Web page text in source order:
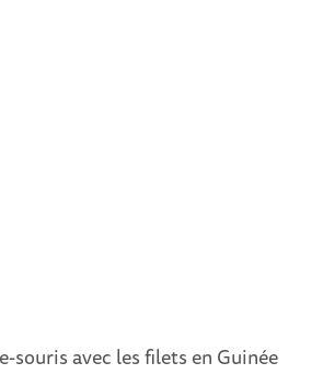
souris avec les filets en Guinée